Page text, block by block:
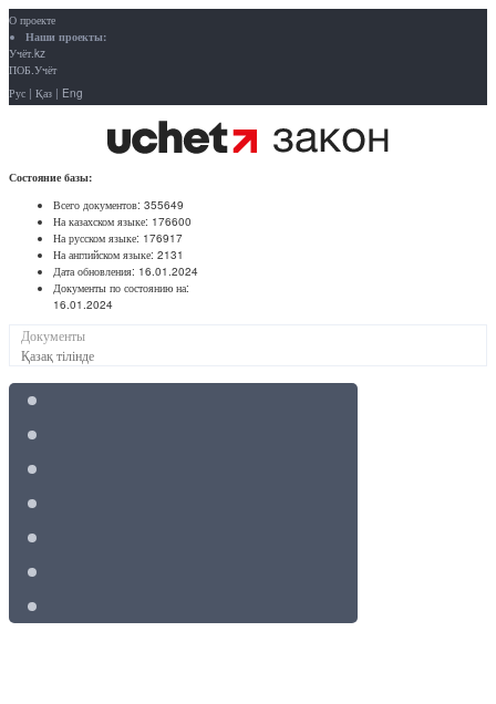
О проекте
Наши проекты:
Учёт.kz
ПОБ.Учёт
Рус | Қаз | Eng
Состояние базы:
Всего документов: 355649
На казахском языке: 176600
На русском языке: 176917
На английском языке: 2131
Дата обновления: 16.01.2024
Документы по состоянию на:
16.01.2024
Документы
Қазақ тілінде